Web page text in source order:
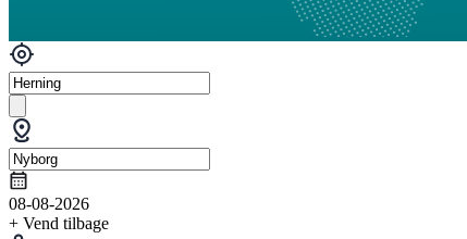
08-08-2026
+ Vend tilbage